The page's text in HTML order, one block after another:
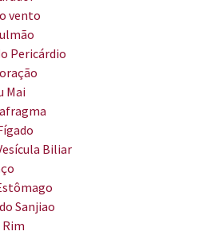
vento
Pericárdio
Mai
Biliar
Sanjiao